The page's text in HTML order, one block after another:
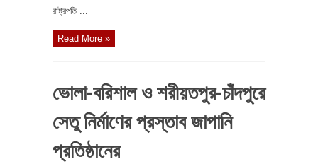
রাষ্ট্রপতি ...
Read More »
ভোলা-বরিশাল ও শরীয়তপুর-চাঁদপুরে
সেতু নির্মাণের প্রস্তাব জাপানি
প্রতিষ্ঠানের